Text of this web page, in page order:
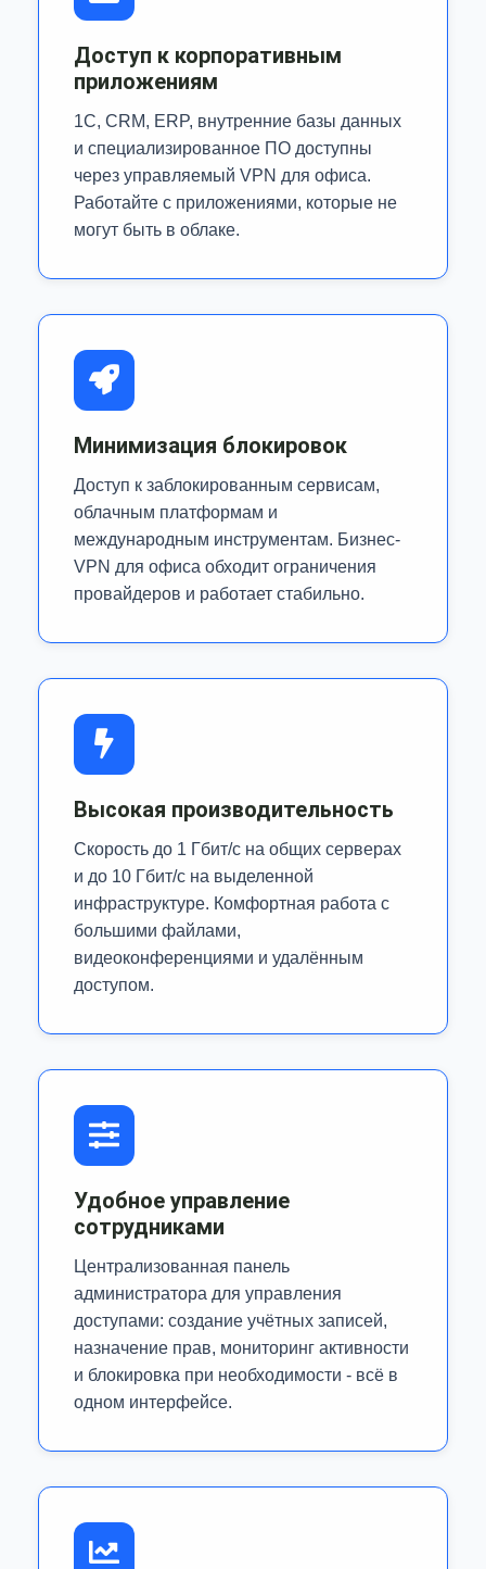
Доступ к корпоративным
приложениям
1С, CRM, ERP, внутренние базы данных
и специализированное ПО доступны
через управляемый VPN для офиса.
Работайте с приложениями, которые не
могут быть в облаке.
Минимизация блокировок
Доступ к заблокированным сервисам,
облачным платформам и
международным инструментам. Бизнес-
VPN для офиса обходит ограничения
провайдеров и работает стабильно.
Высокая производительность
Скорость до 1 Гбит/с на общих серверах
и до 10 Гбит/с на выделенной
инфраструктуре. Комфортная работа с
большими файлами,
видеоконференциями и удалённым
доступом.
Удобное управление
сотрудниками
Централизованная панель
администратора для управления
доступами: создание учётных записей,
назначение прав, мониторинг активности
и блокировка при необходимости - всё в
одном интерфейсе.